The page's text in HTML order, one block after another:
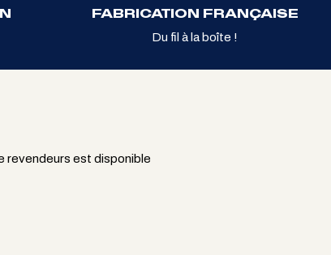
FABRICATION FRANÇAISE
Du fil à la boîte !
revendeurs est disponible